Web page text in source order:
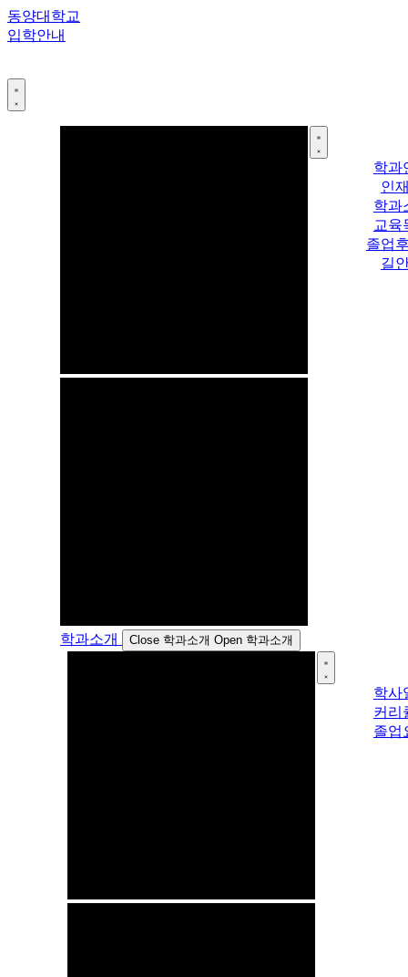
콘
텐
건
너
동양대학교
입학안내
학과소개 Close 학과소개 Open 학과소개
학과
인
학과
교육
졸업
길
학사
커리
졸업